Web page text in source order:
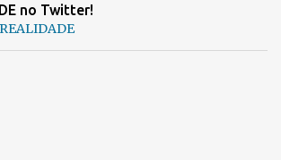
no Twitter!